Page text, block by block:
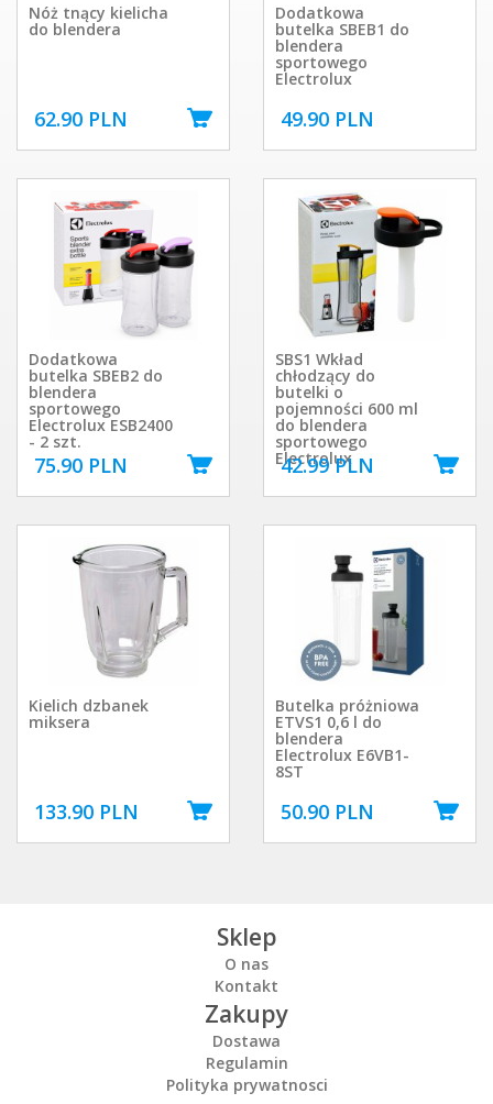
Nóż tnący kielicha
do blendera
62.90 PLN
Dodatkowa
butelka SBEB1 do
blendera
sportowego
Electrolux
49.90 PLN
Dodatkowa
butelka SBEB2 do
blendera
sportowego
Electrolux ESB2400
- 2 szt.
75.90 PLN
SBS1 Wkład
chłodzący do
butelki o
pojemności 600 ml
do blendera
sportowego
Electrolux
42.99 PLN
Kielich dzbanek
miksera
133.90 PLN
Butelka próżniowa
ETVS1 0,6 l do
blendera
Electrolux E6VB1-
8ST
50.90 PLN
Sklep
O nas
Kontakt
Zakupy
Dostawa
Regulamin
Polityka prywatnosci